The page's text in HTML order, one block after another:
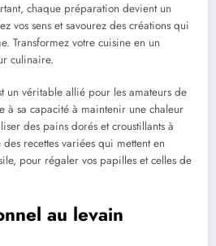
chaque préparation devient un
vos sens et savourez des créations qui
Transformez votre cuisine en un
culinaire.
un véritable allié pour les amateurs de
à sa capacité à maintenir une chaleur
des pains dorés et croustillants à
recettes variées qui mettent en
pour régaler vos papilles et celles de
au levain